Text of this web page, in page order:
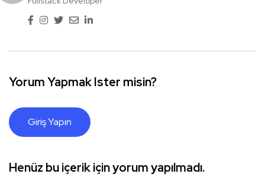
Yorum Yapmak Ister misin?
Giriş Yapın
Henüz bu içerik için yorum yapılmadı.